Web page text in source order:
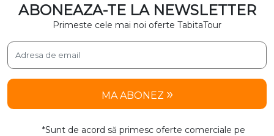
ABONEAZA-TE LA NEWSLETTER
Primeste cele mai noi oferte TabitaTour
MA ABONEZ
*Sunt de acord să primesc oferte comerciale pe